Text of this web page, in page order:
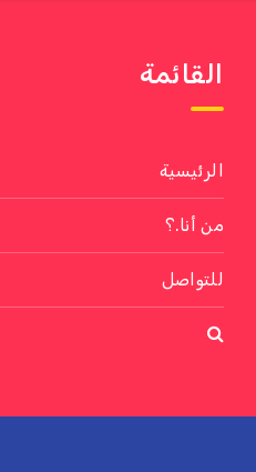
القائمة
الرئيسية
من أنا.؟
للتواصل